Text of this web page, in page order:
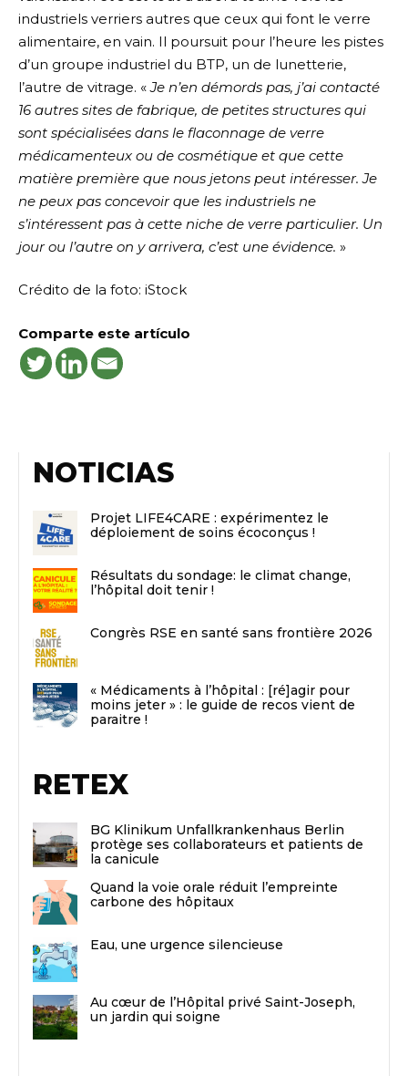
industriels verriers autres que ceux qui font le verre
alimentaire, en vain. Il poursuit pour l’heure les pistes
d’un groupe industriel du BTP, un de lunetterie,
l’autre de vitrage. «Je n’en démords pas, j’ai contacté
16 autres sites de fabrique, de petites structures qui
sont spécialisées dans le flaconnage de verre
médicamenteux ou de cosmétique et que cette
matière première que nous jetons peut intéresser. Je
ne peux pas concevoir que les industriels ne
s’intéressent pas à cette niche de verre particulier. Un
jour ou l’autre on y arrivera, c’est une évidence. »
Crédito de la foto: iStock
Comparte este artículo
NOTICIAS
Projet LIFE4CARE : expérimentez le
déploiement de soins écoconçus !
Résultats du sondage: le climat change,
l’hôpital doit tenir !
Congrès RSE en santé sans frontière 2026
« Médicaments à l’hôpital : [ré]agir pour
moins jeter » : le guide de recos vient de
paraitre !
RETEX
BG Klinikum Unfallkrankenhaus Berlin
protège ses collaborateurs et patients de
la canicule
Quand la voie orale réduit l’empreinte
carbone des hôpitaux
Eau, une urgence silencieuse
Au cœur de l’Hôpital privé Saint-Joseph,
un jardin qui soigne